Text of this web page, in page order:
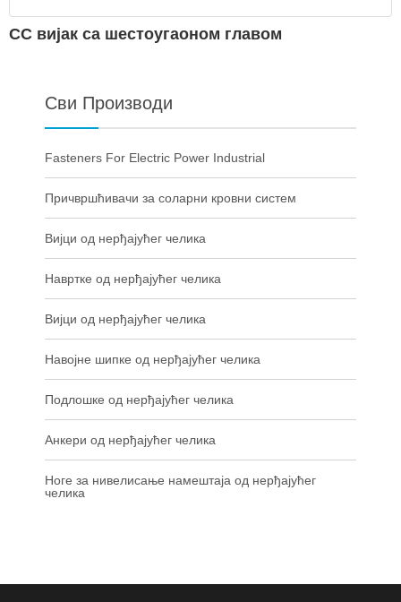
СС вијак са шестоугаоном главом
Сви Производи
Fasteners For Electric Power Industrial
Причвршћивачи за соларни кровни систем
Вијци од нерђајућег челика
Навртке од нерђајућег челика
Вијци од нерђајућег челика
Навојне шипке од нерђајућег челика
Подлошке од нерђајућег челика
Анкери од нерђајућег челика
Ноге за нивелисање намештаја од нерђајућег
челика